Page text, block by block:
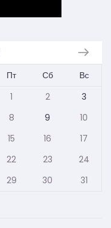
Пт Сб
Вс
1
2
3
8 9
10
15 16
17
22 23
24
29 30 31